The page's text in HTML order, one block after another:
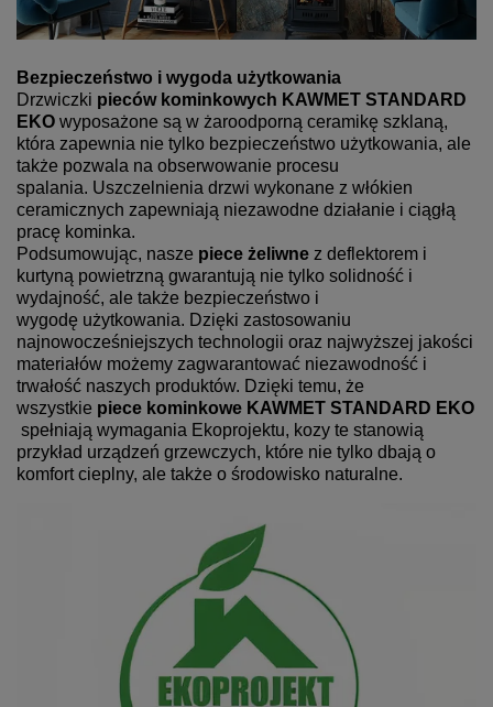
Bezpieczeństwo i wygoda użytkowania
Drzwiczki pieców kominkowych KAWMET STANDARD
EKO wyposażone są w żaroodporną ceramikę szklaną,
która zapewnia nie tylko bezpieczeństwo użytkowania, ale
także pozwala na obserwowanie procesu
spalania. Uszczelnienia drzwi wykonane z włókien
ceramicznych zapewniają niezawodne działanie i ciągłą
pracę kominka.
Podsumowując, nasze piece żeliwne z deflektorem i
kurtyną powietrzną gwarantują nie tylko solidność i
wydajność, ale także bezpieczeństwo i
wygodę użytkowania. Dzięki zastosowaniu
najnowocześniejszych technologii oraz najwyższej jakości
materiałów możemy zagwarantować niezawodność i
trwałość naszych produktów. Dzięki temu, że
wszystkie piece kominkowe KAWMET STANDARD EKO
spełniają wymagania Ekoprojektu, kozy te stanowią
przykład urządzeń grzewczych, które nie tylko dbają o
komfort cieplny, ale także o środowisko naturalne.